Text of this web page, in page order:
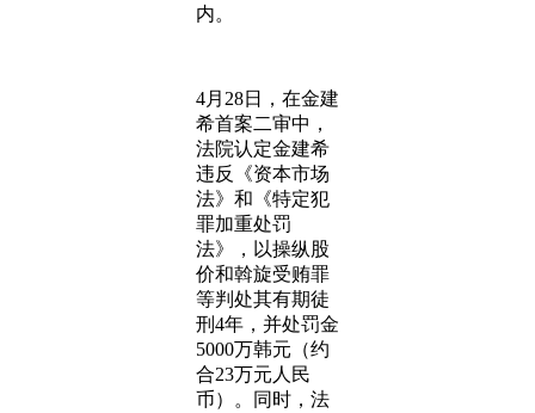
内。
4月28日，在金建
希首案二审中，
法院认定金建希
违反《资本市场
法》和《特定犯
罪加重处罚
法》，以操纵股
价和斡旋受贿罪
等判处其有期徒
刑4年，并处罚金
5000万韩元（约
合23万元人民
币）。同时，法